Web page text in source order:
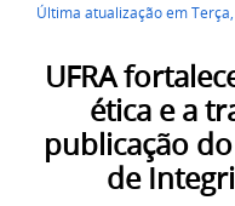
Última atualização em
UFRA
ética e a
publicação
de